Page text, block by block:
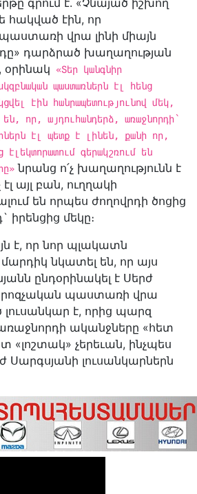
գրում է. «Չնայած իշխող
հակված էին, որ
վրա լինի միայն
դարձրած խաղաղության
օրինակ «Տեր կանգնիր
պաստառներն էլ հենց
էին հանրապետությունով մեկ,
են, որ, այդուհանդերձ, առաջնորդի՝
էլ պետք է լինեն, քանի որ,
էլեկտորատում գերակշռում են
նրանց ո՛չ խաղաղությունն է
այլ բան, ուղղակի
են որպես ժողովրդի ծոցից
իրենցից մեկը։
է, որ նոր պլակատն
մարդիկ նկատել են, որ այս
ընդօրինակել է Սերժ
պաստառի վրա
է, որից պարզ
առաջնորդի ականջները «հետ
«լոշտակ» չերեւան, ինչպես
լուսանկարներն